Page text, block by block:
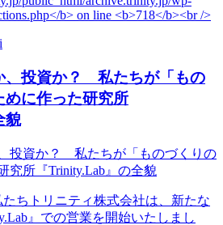
、投資か？ 私たちが「もの
めに作った研究所
貌
たちトリニティ株式会社は、新たな
』での営業を開始いたしまし